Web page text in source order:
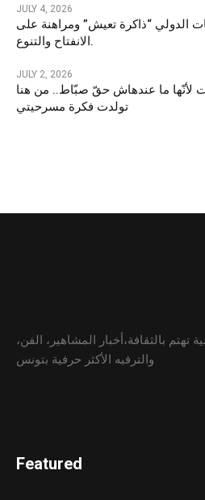
JULY 4, 2026
الدولي “ذاكرة تعيش” ومراهنة على
الانفتاح والتنوع.
JULY 2, 2026
لأنّها ما عندهاش حقّ صبّاط.. من هنا
تولدت فكرة مسرحيتي
بالثقافة،أخبار المشاهير، الفن،
والترفيه الأكثر حرفية بتونس
Featured